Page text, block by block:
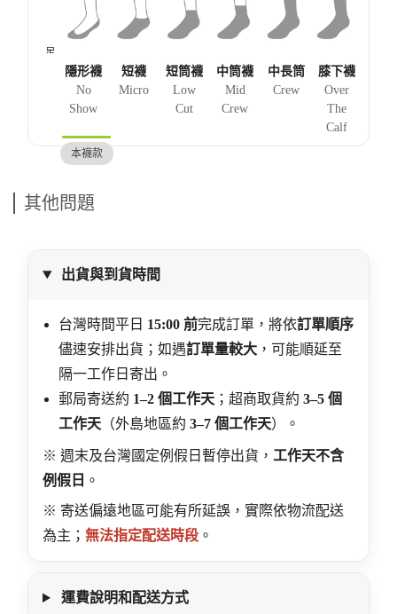
膝
膝
小
腳
足
隱形襪
No
Show
短襪
Micro
短筒襪
Low
Cut
中筒襪
Mid
Crew
中長筒
Crew
膝下襪
Over
The
Calf
本襪款
其他問題
出貨與到貨時間
台灣時間平日 15:00 前完成訂單，將依訂單順序
儘速安排出貨；如遇訂單量較大 ，可能順延至
隔一工作日寄出。
郵局寄送約 1–2 個工作天 ；超商取貨約 3–5 個
工作天 （外島地區約 3–7 個工作天）。
※ 週末及台灣國定例假日暫停出貨， 工作天不含
例假日 。
※ 寄送偏遠地區可能有所延誤，實際依物流配送
為主； 無法指定配送時段 。
運費說明和配送方式